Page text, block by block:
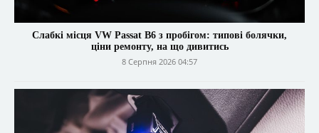
Слабкі місця VW Passat B6 з пробігом: типові болячки,
ціни ремонту, на що дивитись
8 Серпня 2026 04:57